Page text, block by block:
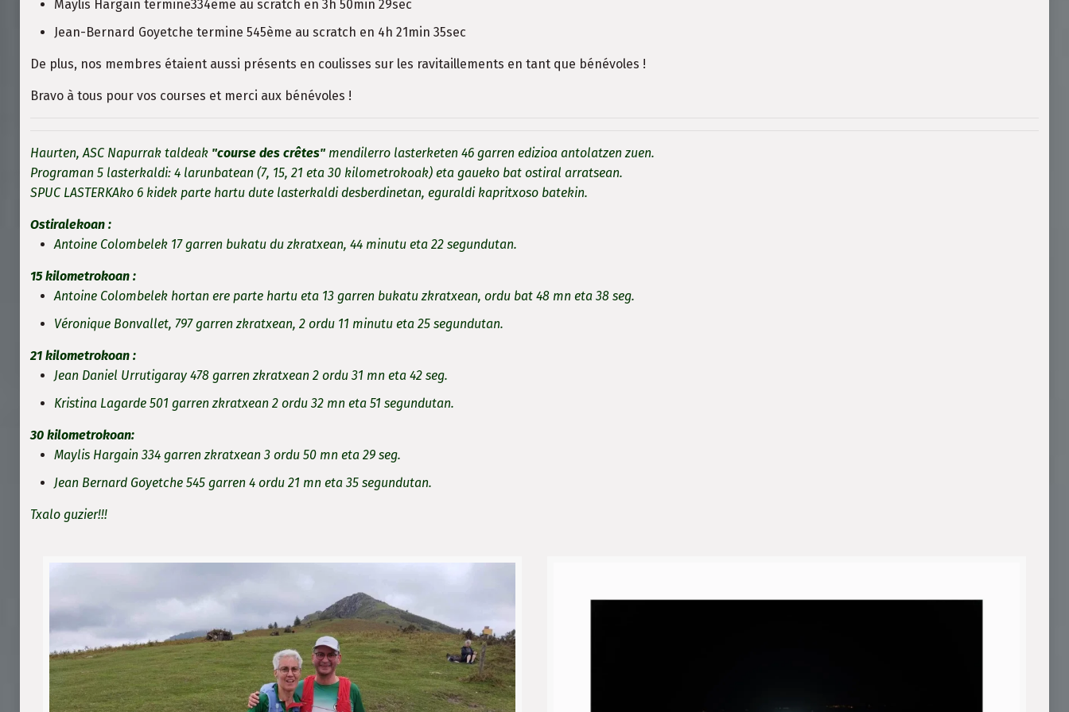
Maylis Hargain termine334ème au scratch en 3h 50min 29sec
Jean-Bernard Goyetche termine 545ème au scratch en 4h 21min 35sec
De plus, nos membres étaient aussi présents en coulisses sur les ravitaillements en tant que bénévoles !
Bravo à tous pour vos courses et merci aux bénévoles !
Haurten, ASC Napurrak taldeak "course des crêtes"mendilerro lasterketen 46 garren edizioa antolatzen zuen.
Programan 5 lasterkaldi: 4 larunbatean (7, 15, 21 eta 30 kilometrokoak) eta gaueko bat ostiral arratsean.
SPUC LASTERKAko 6 kidek parte hartu dute lasterkaldi desberdinetan, eguraldi kapritxoso batekin.
Ostiralekoan :
Antoine Colombelek 17 garren bukatu du zkratxean, 44 minutu eta 22 segundutan.
15 kilometrokoan :
Antoine Colombelek hortan ere parte hartu eta 13 garren bukatu zkratxean, ordu bat 48 mn eta 38 seg.
Véronique Bonvallet, 797 garren zkratxean, 2 ordu 11 minutu eta 25 segundutan.
21 kilometrokoan :
Jean Daniel Urrutigaray 478 garren zkratxean 2 ordu 31 mn eta 42 seg.
Kristina Lagarde 501 garren zkratxean 2 ordu 32 mn eta 51 segundutan.
30 kilometrokoan:
Maylis Hargain 334 garren zkratxean 3 ordu 50 mn eta 29 seg.
Jean Bernard Goyetche 545 garren 4 ordu 21 mn eta 35 segundutan.
Txalo guzier!!!